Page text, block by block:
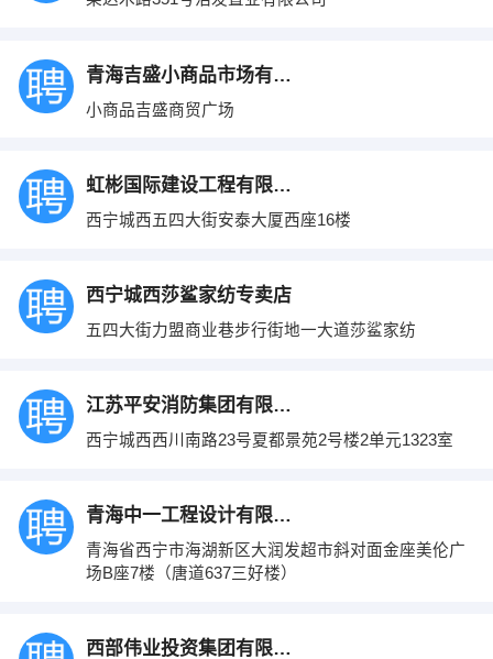
青海吉盛小商品市场有限责任公司
小商品吉盛商贸广场
虹彬国际建设工程有限公司
西宁城西五四大街安泰大厦西座16楼
西宁城西莎鲨家纺专卖店
五四大街力盟商业巷步行街地一大道莎鲨家纺
江苏平安消防集团有限公司西宁分公司
西宁城西西川南路23号夏都景苑2号楼2单元1323室
青海中一工程设计有限公司
青海省西宁市海湖新区大润发超市斜对面金座美伦广
场B座7楼（唐道637三好楼）
西部伟业投资集团有限公司